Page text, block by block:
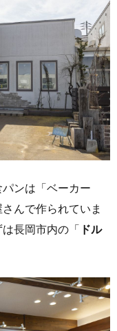
ンは「ベーカー
んで作られていま
長岡市内の「 ドル